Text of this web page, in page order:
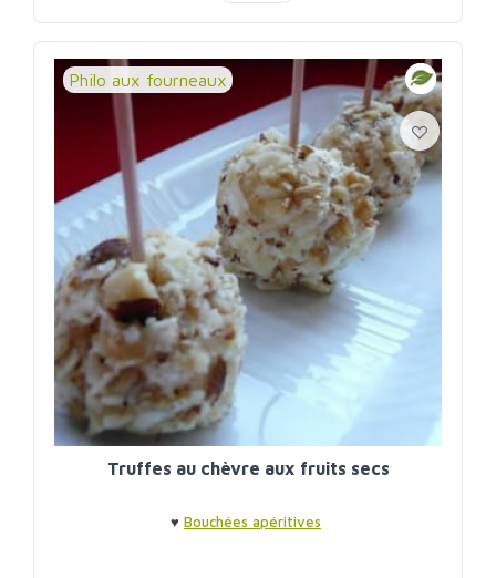
Philo aux fourneaux
Truffes au chèvre aux fruits secs
♥ Bouchées apéritives